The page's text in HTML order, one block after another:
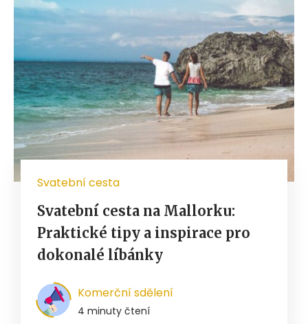
Svatební cesta
Svatební cesta na Mallorku:
Praktické tipy a inspirace pro
dokonalé líbánky
Komerční sdělení
4 minuty čtení